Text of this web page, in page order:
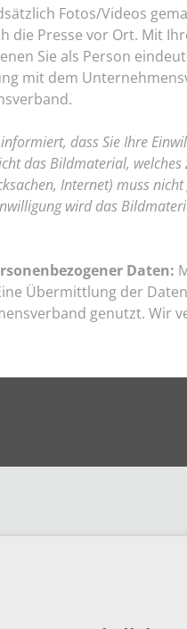
Fotos/Videos
die Presse vor Ort. Mit
Sie als Person
mit dem
dass Sie Ihre
das Bildmaterial,
Internet) muss
wird das
Daten:
Übermittlung der
genutzt. Wir